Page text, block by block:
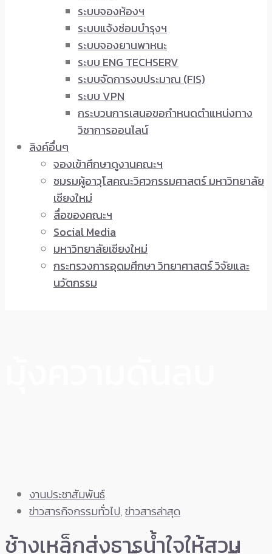
ระบบจองห้องฯ
ระบบแจ้งซ่อมบำรุงฯ
ระบบจองยานพาหนะ
ระบบ ENG TECHSERV
ระบบจัดการงบประมาณ (FIS)
ระบบ VPN
กระบวนการเสนอขอกำหนดตำแหน่งทาง
วิชาการออนไลน์
ลิงค์อื่นๆ
จองเข้าศึกษาดูงานคณะฯ
ชมรมผู้อาวุโสคณะวิศวกรรมศาสตร์ มหาวิทยาลัย
เชียงใหม่
สื่อของคณะฯ
Social Media
มหาวิทยาลัยเชียงใหม่
กระทรวงการอุดมศึกษา วิทยาศาสตร์ วิจัยและ
นวัตกรรม
งานประชาสัมพันธ์
ข่าวสารกิจกรรมทั่วไป,ข่าวสารล่าสุด
ช้างเหล็กส่งธารน้ำใจให้สวน